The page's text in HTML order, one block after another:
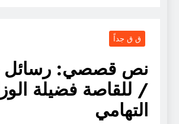
ق ق جداً
نص قصصي: رسائل
/ للقاصة فضيلة
التهامي